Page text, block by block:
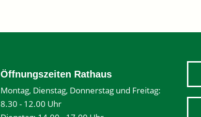
Öffnungszeiten Rathaus
Montag, Dienstag, Donnerstag und Freitag:
8.30 - 12.00 Uhr